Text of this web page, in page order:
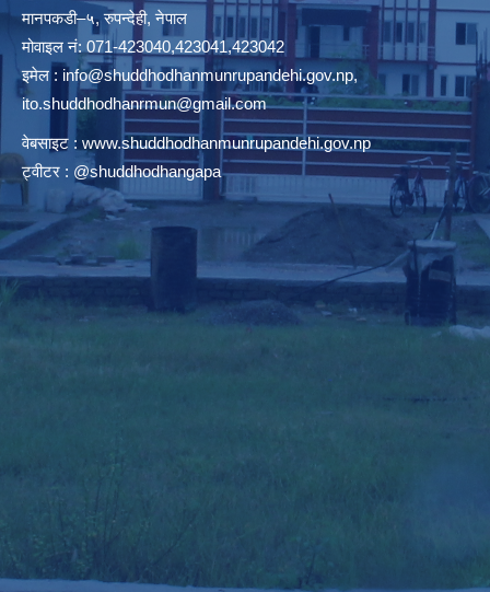
मानपकडी–५, रुपन्देही, नेपाल
मोवाइल नं: 071-423040,423041,423042
इमेल : info@shuddhodhanmunrupandehi.gov.np,
ito.shuddhodhanrmun@gmail.com
वेबसाइट : www.shuddhodhanmunrupandehi.gov.np
ट्वीटर : @shuddhodhangapa